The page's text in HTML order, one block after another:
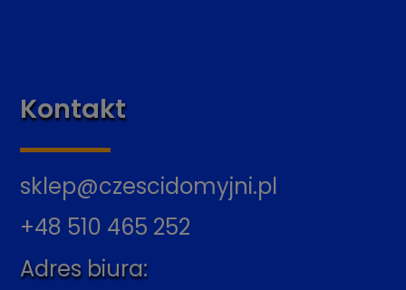
Kontakt
sklep@czescidomyjni.pl
+48 510 465 252
Adres biura: